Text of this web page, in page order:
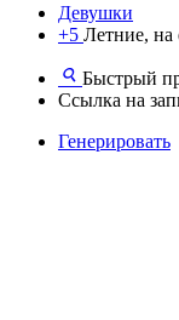
Девушки
+5 Летние, на
Быстрый
Ссылка на
Генерировать